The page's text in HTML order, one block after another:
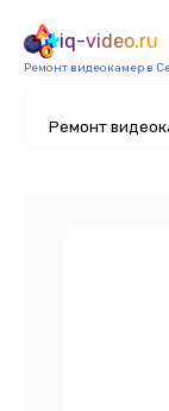
iq-video.ru
Ремонт видеокамер в
Ремонт